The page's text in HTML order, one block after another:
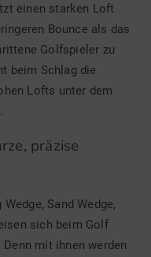
einen starken Loft
Bounce als das
Golfspieler zu
beim Schlag die
Lofts unter dem
präzise
Sand Wedge,
sich beim Golf
mit ihnen werden